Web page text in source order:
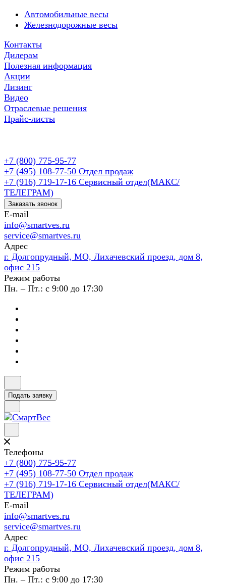
Автомобильные весы
Железнодорожные весы
Контакты
Дилерам
Полезная информация
Акции
Лизинг
Видео
Отраслевые решения
Прайс-листы
+7 (800) 775-95-77
+7 (495) 108-77-50 Отдел продаж
+7 (916) 719-17-16 Сервисный отдел(МАКС/
ТЕЛЕГРАМ)
Заказать звонок
E-mail
info@smartves.ru
service@smartves.ru
Адрес
г. Долгопрудный, МО, Лихачевский проезд, дом 8,
офис 215
Режим работы
Пн. – Пт.: с 9:00 до 17:30
Подать заявку
Телефоны
+7 (800) 775-95-77
+7 (495) 108-77-50 Отдел продаж
+7 (916) 719-17-16 Сервисный отдел(МАКС/
ТЕЛЕГРАМ)
E-mail
info@smartves.ru
service@smartves.ru
Адрес
г. Долгопрудный, МО, Лихачевский проезд, дом 8,
офис 215
Режим работы
Пн. – Пт.: с 9:00 до 17:30